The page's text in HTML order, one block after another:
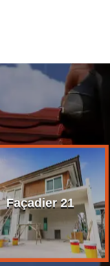
Façadier 21